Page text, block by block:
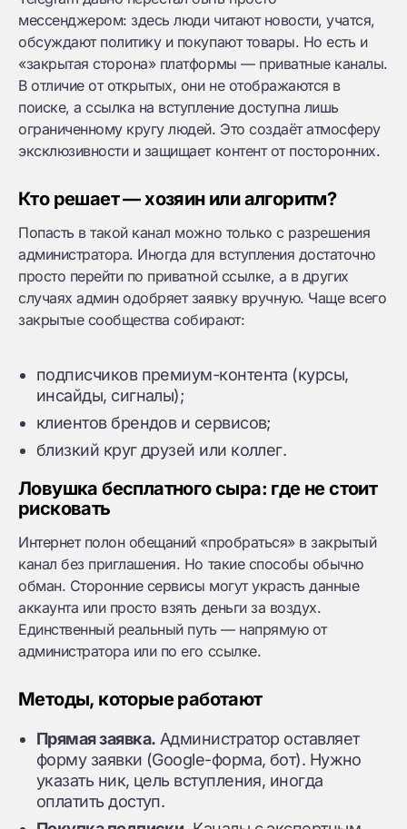
мессенджером: здесь люди читают новости, учатся,
обсуждают политику и покупают товары. Но есть и
«закрытая сторона» платформы — приватные каналы.
В отличие от открытых, они не отображаются в
поиске, а ссылка на вступление доступна лишь
ограниченному кругу людей. Это создаёт атмосферу
эксклюзивности и защищает контент от посторонних.
Кто решает — хозяин или алгоритм?
Попасть в такой канал можно только с разрешения
администратора. Иногда для вступления достаточно
просто перейти по приватной ссылке, а в других
случаях админ одобряет заявку вручную. Чаще всего
закрытые сообщества собирают:
подписчиков премиум-контента (курсы,
инсайды, сигналы);
клиентов брендов и сервисов;
близкий круг друзей или коллег.
Ловушка бесплатного сыра: где не стоит
рисковать
Интернет полон обещаний «пробраться» в закрытый
канал без приглашения. Но такие способы обычно
обман. Сторонние сервисы могут украсть данные
аккаунта или просто взять деньги за воздух.
Единственный реальный путь — напрямую от
администратора или по его ссылке.
Методы, которые работают
Прямая заявка. Администратор оставляет
форму заявки (Google-форма, бот). Нужно
указать ник, цель вступления, иногда
оплатить доступ.